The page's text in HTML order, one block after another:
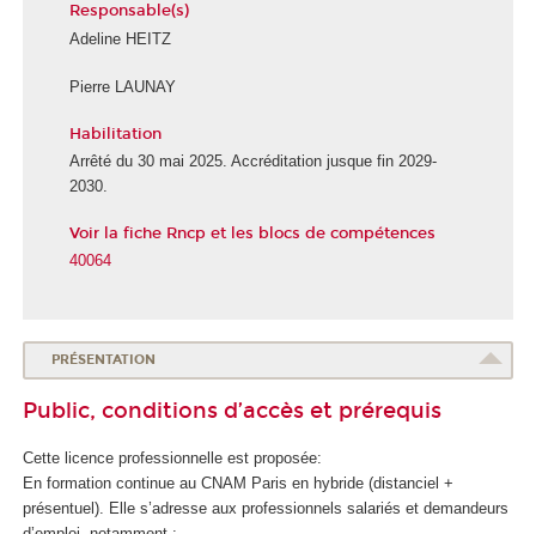
Responsable(s)
Adeline HEITZ
Pierre LAUNAY
Habilitation
Arrêté du 30 mai 2025. Accréditation jusque fin 2029-
2030.
Voir la fiche Rncp et les blocs de compétences
40064
PRÉSENTATION
Public, conditions d’accès et prérequis
Cette licence professionnelle est proposée:
En formation continue au CNAM Paris en hybride (distanciel +
présentuel). Elle s’adresse aux professionnels salariés et demandeurs